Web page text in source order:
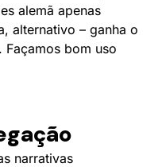
alemã apenas
alternativo – ganha o
bom uso
narrativas